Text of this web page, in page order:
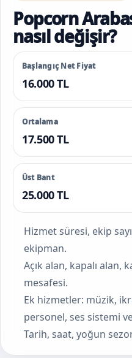
Popcorn
nasıl değişir?
Başlangıç Net Fiyat
16.000 TL
Ortalama
17.500 TL
Üst Bant
25.000 TL
Hizmet süresi, ekip
ekipman.
Açık alan, kapalı alan,
mesafesi.
Ek hizmetler: müzik,
personel, ses sistemi
Tarih, saat, yoğun